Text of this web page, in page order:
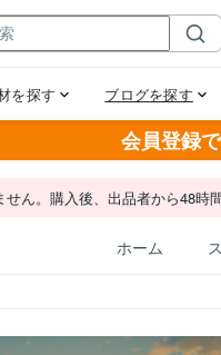
会員登録
ん。購入後、出品者から48時
ホーム